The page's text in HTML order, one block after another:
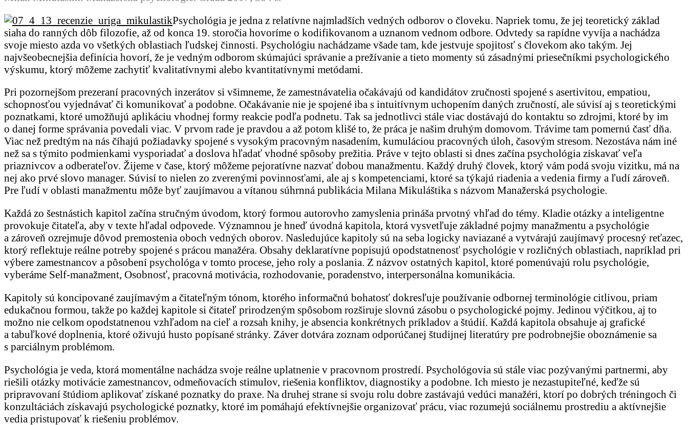
Psychológia je jedna z relatívne najmladších vedných odborov o človeku. Napriek tomu, že jej teoretický základ
siaha do ranných dôb filozofie, až od konca 19. storočia hovoríme o kodifikovanom a uznanom vednom odbore. Odvtedy sa rapídne vyvíja a nachádza
svoje miesto azda vo všetkých oblastiach ľudskej činnosti. Psychológiu nachádzame všade tam, kde jestvuje spojitosť s človekom ako takým. Jej
najvšeobecnejšia definícia hovorí, že je vedným odborom skúmajúci správanie a prežívanie a tieto momenty sú zásadnými priesečníkmi psychologického
výskumu, ktorý môžeme zachytiť kvalitatívnymi alebo kvantitatívnymi metódami.
Pri pozornejšom prezeraní pracovných inzerátov si všimneme, že zamestnávatelia očakávajú od kandidátov zručnosti spojené s asertivitou, empatiou,
schopnosťou vyjednávať či komunikovať a podobne. Očakávanie nie je spojené iba s intuitívnym uchopením daných zručností, ale súvisí aj s teoretickými
poznatkami, ktoré umožňujú aplikáciu vhodnej formy reakcie podľa podnetu. Tak sa jednotlivci stále viac dostávajú do kontaktu so zdrojmi, ktoré by im
o danej forme správania povedali viac. V prvom rade je pravdou a až potom klišé to, že práca je našim druhým domovom. Trávime tam pomernú časť dňa.
Viac než predtým na nás číhajú požiadavky spojené s vysokým pracovným nasadením, kumuláciou pracovných úloh, časovým stresom. Nezostáva nám iné
než sa s týmito podmienkami vysporiadať a doslova hľadať vhodné spôsoby prežitia. Práve v tejto oblasti si dnes začína psychológia získavať veľa
priaznivcov a odberateľov. Žijeme v čase, ktorý môžeme pejoratívne nazvať dobou manažmentu. Každý druhý človek, ktorý vám podá svoju vizitku, má na
nej ako prvé slovo manager. Súvisí to nielen zo zverenými povinnosťami, ale aj s kompetenciami, ktoré sa týkajú riadenia a vedenia firmy a ľudí zároveň.
Pre ľudí v oblasti manažmentu môže byť zaujímavou a vítanou súhrnná publikácia Milana Mikuláštika s názvom Manažerská psychologie.
Každá zo šestnástich kapitol začína stručným úvodom, ktorý formou autorovho zamyslenia prináša prvotný vhľad do témy. Kladie otázky a inteligentne
provokuje čitateľa, aby v texte hľadal odpovede. Významnou je hneď úvodná kapitola, ktorá vysvetľuje základné pojmy manažmentu a psychológie
a zároveň ozrejmuje dôvod premostenia oboch vedných oborov. Nasledujúce kapitoly sú na seba logicky naviazané a vytvárajú zaujímavý procesný reťazec,
ktorý reflektuje reálne potreby spojené s prácou manažéra. Obsahy deklaratívne popisujú opodstatnenosť psychológie v rozličných oblastiach, napríklad pri
výbere zamestnancov a pôsobení psychológa v tomto procese, jeho roly a poslania. Z názvov ostatných kapitol, ktoré pomenúvajú rolu psychológie,
vyberáme Self-manažment, Osobnosť, pracovná motivácia, rozhodovanie, poradenstvo, interpersonálna komunikácia.
Kapitoly sú koncipované zaujímavým a čitateľným tónom, ktorého informačnú bohatosť dokresľuje používanie odbornej terminológie citlivou, priam
edukačnou formou, takže po každej kapitole si čitateľ prirodzeným spôsobom rozširuje slovnú zásobu o psychologické pojmy. Jedinou výčitkou, aj to
možno nie celkom opodstatnenou vzhľadom na cieľ a rozsah knihy, je absencia konkrétnych príkladov a štúdií. Každá kapitola obsahuje aj grafické
a tabuľkové doplnenia, ktoré oživujú husto popísané stránky. Záver dotvára zoznam odporúčanej študijnej literatúry pre podrobnejšie oboznámenie sa
s parciálnym problémom.
Psychológia je veda, ktorá momentálne nachádza svoje reálne uplatnenie v pracovnom prostredí. Psychológovia sú stále viac pozývanými partnermi, aby
riešili otázky motivácie zamestnancov, odmeňovacích stimulov, riešenia konfliktov, diagnostiky a podobne. Ich miesto je nezastupiteľné, keďže sú
pripravovaní štúdiom aplikovať získané poznatky do praxe. Na druhej strane si svoju rolu dobre zastávajú vedúci manažéri, ktorí po dobrých tréningoch či
konzultáciách získavajú psychologické poznatky, ktoré im pomáhajú efektívnejšie organizovať prácu, viac rozumejú sociálnemu prostrediu a aktívnejšie
vedia pristupovať k riešeniu problémov.